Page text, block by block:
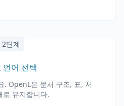
2단계
언어 선택
. OpenL은 문서 구조, 표, 서
로 유지합니다.